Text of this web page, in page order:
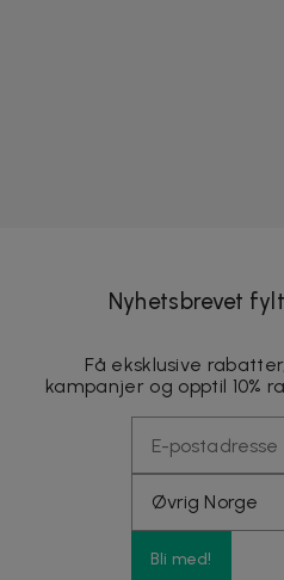
Nyhetsbrevet
Få eksklusive
kampanjer og opptil 10%
Bli med!